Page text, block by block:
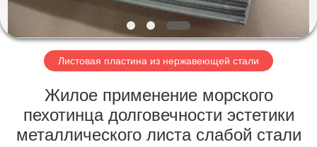
О
НАС
ЭКСКУРСИЯ
ПО
ЗАВОДУ
Листовая пластина из нержавеющей стали
Жилое применение морского
пехотинца долговечности эстетики
металлического листа слабой стали